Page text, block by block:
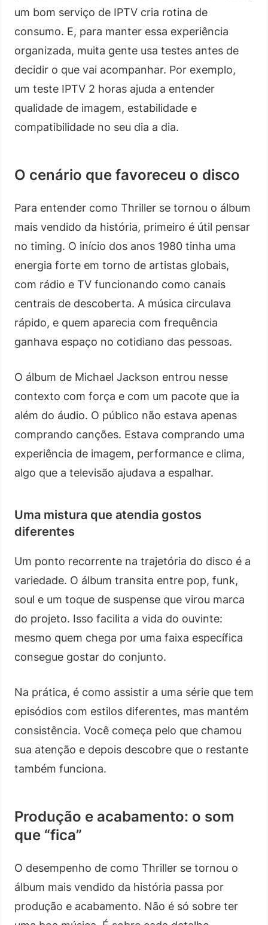
um bom serviço de IPTV cria rotina de
consumo. E, para manter essa experiência
organizada, muita gente usa testes antes de
decidir o que vai acompanhar. Por exemplo,
um teste IPTV 2 horas ajuda a entender
qualidade de imagem, estabilidade e
compatibilidade no seu dia a dia.
O cenário que favoreceu o disco
Para entender como Thriller se tornou o álbum
mais vendido da história, primeiro é útil pensar
no timing. O início dos anos 1980 tinha uma
energia forte em torno de artistas globais,
com rádio e TV funcionando como canais
centrais de descoberta. A música circulava
rápido, e quem aparecia com frequência
ganhava espaço no cotidiano das pessoas.
O álbum de Michael Jackson entrou nesse
contexto com força e com um pacote que ia
além do áudio. O público não estava apenas
comprando canções. Estava comprando uma
experiência de imagem, performance e clima,
algo que a televisão ajudava a espalhar.
Uma mistura que atendia gostos
diferentes
Um ponto recorrente na trajetória do disco é a
variedade. O álbum transita entre pop, funk,
soul e um toque de suspense que virou marca
do projeto. Isso facilita a vida do ouvinte:
mesmo quem chega por uma faixa específica
consegue gostar do conjunto.
Na prática, é como assistir a uma série que tem
episódios com estilos diferentes, mas mantém
consistência. Você começa pelo que chamou
sua atenção e depois descobre que o restante
também funciona.
Produção e acabamento: o som
que “fica”
O desempenho de como Thriller se tornou o
álbum mais vendido da história passa por
produção e acabamento. Não é só sobre ter